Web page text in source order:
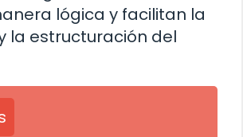
lógica y facilitan la
la estructuración del